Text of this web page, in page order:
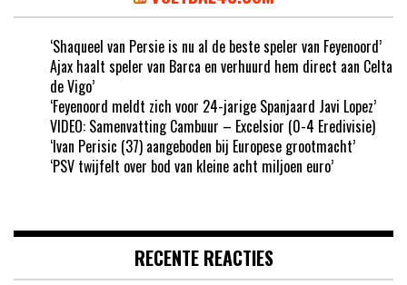
‘Shaqueel van Persie is nu al de beste speler van Feyenoord’
Ajax haalt speler van Barca en verhuurd hem direct aan Celta
de Vigo’
‘Feyenoord meldt zich voor 24-jarige Spanjaard Javi Lopez’
VIDEO: Samenvatting Cambuur – Excelsior (0-4 Eredivisie)
‘Ivan Perisic (37) aangeboden bij Europese grootmacht’
‘PSV twijfelt over bod van kleine acht miljoen euro’
RECENTE REACTIES